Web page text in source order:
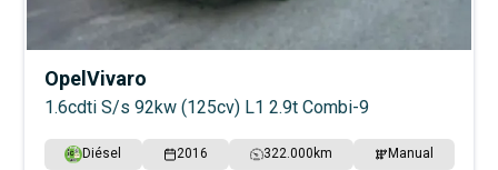
OpelVivaro
1.6cdti S/s 92kw (125cv) L1 2.9t Combi-9
Diésel 2016 322.000 km Manual